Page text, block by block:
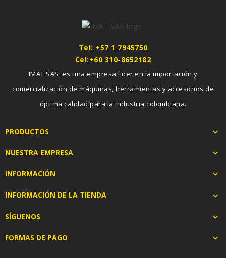
Tel: +57 1 7945750
Cel:+60 310-8652182
IMAT SAS, es una empresa lider en la importación y
comercialización de máquinas, herramientas y accesorios de
óptima calidad para la industria colombiana.
PRODUCTOS 
NUESTRA EMPRESA 
INFORMACIÓN 
INFORMACIÓN DE LA TIENDA 
SÍGUENOS 
FORMAS DE PAGO 